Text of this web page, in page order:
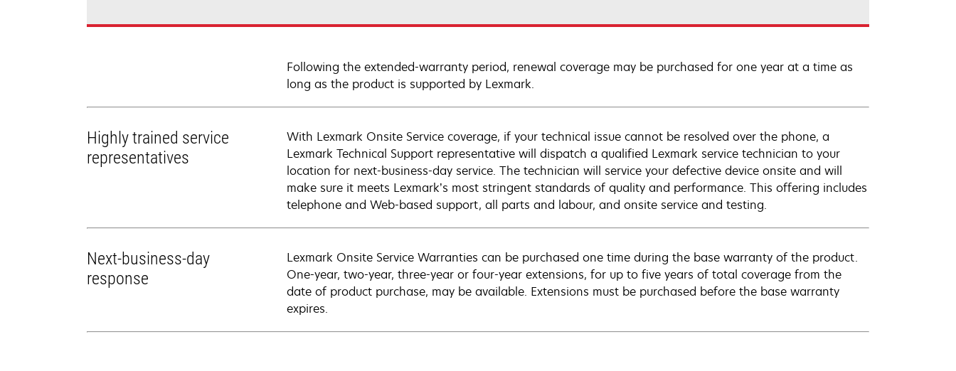
Following the extended-warranty period, renewal coverage may be purchased for one year at a time as
long as the product is supported by Lexmark.
Highly trained service
representatives
With Lexmark Onsite Service coverage, if your technical issue cannot be resolved over the phone, a
Lexmark Technical Support representative will dispatch a qualified Lexmark service technician to your
location for next-business-day service. The technician will service your defective device onsite and will
make sure it meets Lexmark’s most stringent standards of quality and performance. This offering includes
telephone and Web-based support, all parts and labour, and onsite service and testing.
Next-business-day
response
Lexmark Onsite Service Warranties can be purchased one time during the base warranty of the product.
One-year, two-year, three-year or four-year extensions, for up to five years of total coverage from the
date of product purchase, may be available. Extensions must be purchased before the base warranty
expires.